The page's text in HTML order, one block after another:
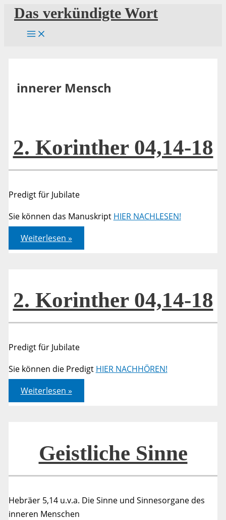
Zum
Inhalt
springen
Das verkündigte Wort
innerer Mensch
2. Korinther 04,14-18
Predigt für Jubilate
Sie können das Manuskript HIER NACHLESEN!
2.
Korinther
04,14-
Weiterlesen »
2. Korinther 04,14-18
Predigt für Jubilate
Sie können die Predigt HIER NACHHÖREN!
2.
Korinther
04,14-
Weiterlesen »
Geistliche Sinne
Hebräer 5,14 u.v.a. Die Sinne und Sinnesorgane des
inneren Menschen